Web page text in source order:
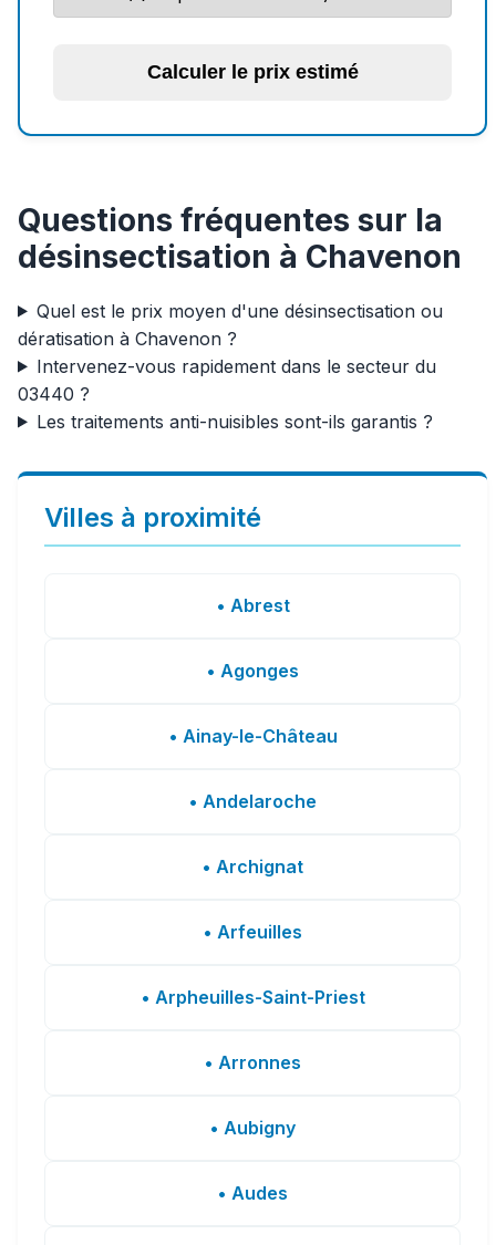
Calculer le prix estimé
Questions fréquentes sur la
désinsectisation à Chavenon
Quel est le prix moyen d'une désinsectisation ou
dératisation à Chavenon ?
Intervenez-vous rapidement dans le secteur du
03440 ?
Les traitements anti-nuisibles sont-ils garantis ?
Villes à proximité
• Abrest
• Agonges
• Ainay-le-Château
• Andelaroche
• Archignat
• Arfeuilles
• Arpheuilles-Saint-Priest
• Arronnes
• Aubigny
• Audes